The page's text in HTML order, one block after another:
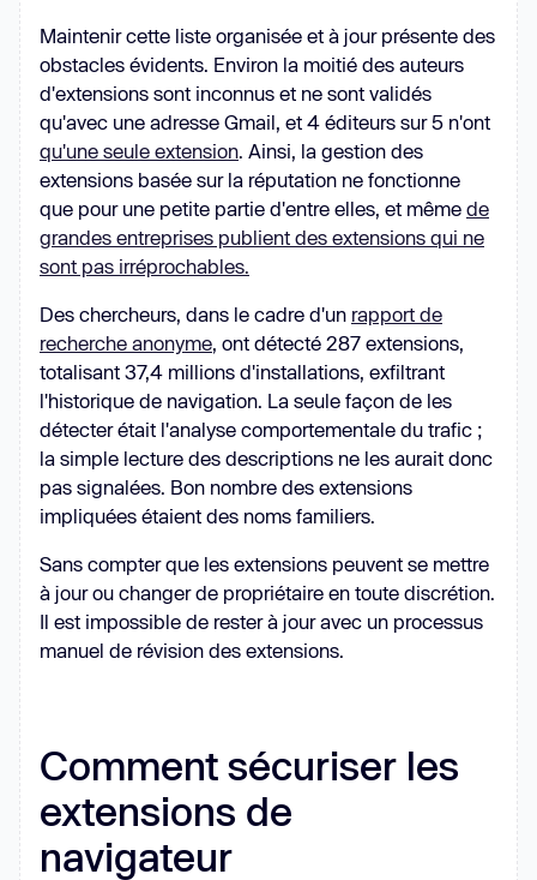
Maintenir cette liste organisée et à jour présente des
obstacles évidents. Environ la moitié des auteurs
d'extensions sont inconnus et ne sont validés
qu'avec une adresse Gmail, et 4 éditeurs sur 5 n'ont
qu'une seule extension. Ainsi, la gestion des
extensions basée sur la réputation ne fonctionne
que pour une petite partie d'entre elles, et même de
grandes entreprises publient des extensions qui ne
sont pas irréprochables.
Des chercheurs, dans le cadre d'un rapport de
recherche anonyme, ont détecté 287 extensions,
totalisant 37,4 millions d'installations, exfiltrant
l'historique de navigation. La seule façon de les
détecter était l'analyse comportementale du trafic ;
la simple lecture des descriptions ne les aurait donc
pas signalées. Bon nombre des extensions
impliquées étaient des noms familiers.
Sans compter que les extensions peuvent se mettre
à jour ou changer de propriétaire en toute discrétion.
Il est impossible de rester à jour avec un processus
manuel de révision des extensions.
Comment sécuriser les
extensions de
navigateur